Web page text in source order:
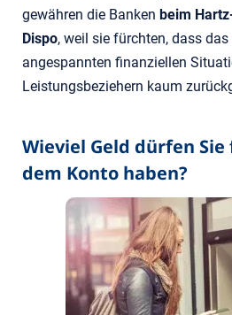
gewähren die Banken beim
Dispo, weil sie fürchten, dass das
angespannten finanziellen
Leistungsbeziehern kaum
Wieviel Geld dürfen
dem Konto haben?